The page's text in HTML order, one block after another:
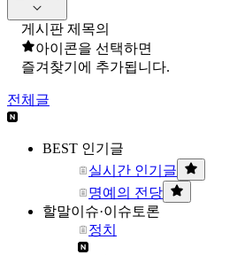
게시판 제목의
아이콘을 선택하면
즐겨찾기에 추가됩니다.
전체글
BEST 인기글
실시간 인기글
명예의 전당
할말이슈·이슈토론
정치